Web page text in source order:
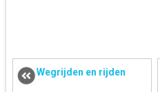
Wegrijden en rijden